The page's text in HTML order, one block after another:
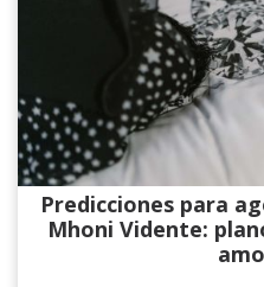
Predicciones para
Mhoni Vidente: